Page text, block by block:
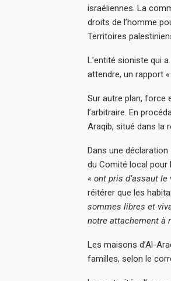
israéliennes. La
droits de l’homme
Territoires
L’entité sioniste qui
attendre, un rapport
Sur autre plan, force
l’arbitraire. En
Araqib, situé dans la
Dans une
du Comité local pour
« ont pris d’assaut
réitérer que les
sommes libres et
notre attachement à
Les maisons d’Al-
familles, selon le